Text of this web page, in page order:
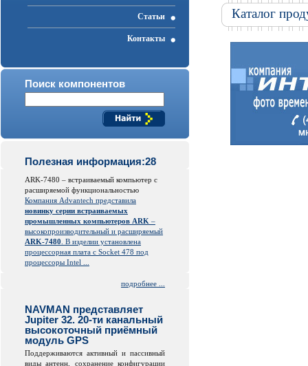
Статьи
Контакты
Поиск компонентов
Полезная информация:28
ARK-7480 – встраиваемый компьютер с
расширяемой функциональностью
Компания Advantech представила
новинку серии встраиваемых
промышленных компьютеров ARK –
высокопроизводительный и расширяемый
ARK-7480 . В изделии установлена
процессорная плата с Socket 478 под
процессоры Intel ...
подробнее ...
NAVMAN представляет
Jupiter 32. 20-ти канальный
высокоточный приёмный
модуль GPS
Поддерживаются активный и пассивный
виды антенн, сохранение конфигурации
Каталог